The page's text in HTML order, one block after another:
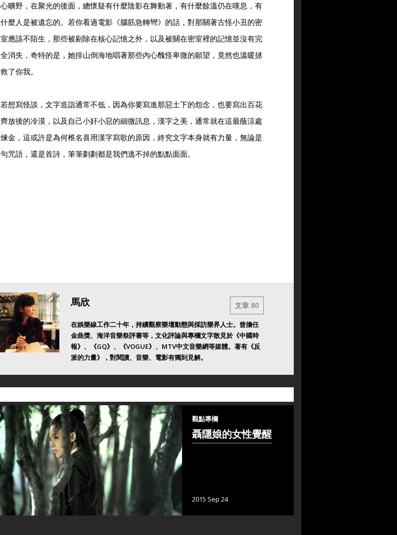
心曠野，在聚光的後面，總懷疑有什麼陰影在舞動著，有什麼餘溫仍在嘆息，有
什麼人是被遺忘的。若你看過電影《腦筋急轉彎》的話，對那關著古怪小丑的密
室應該不陌生，那些被剔除在核心記憶之外，以及被關在密室裡的記憶並沒有完
全消失，奇特的是，她排山倒海地唱著那些內心醜怪卑微的願望，竟然也溫暖拯
救了你我。
若想寫怪談，文字造詣通常不低，因為你要寫進那惡土下的怨念，也要寫出百花
齊放後的冷漠，以及自己小奸小惡的細微訊息，漢字之美，通常就在這最蔭涼處
煉金，這或許是為何椎名喜用漢字寫歌的原因，終究文字本身就有力量，無論是
句咒語，還是首詩，筆筆劃劃都是我們逃不掉的點點面面。
馬欣 文章 80
在娛樂線工作二十年，持續觀察樂壇動態與採訪樂界人士。曾擔任
金曲獎、海洋音樂祭評審等，文化評論與專欄文字散見於《中國時
報》、《GQ》、《VOGUE》、MTV中文音樂網等媒體。著有《反
派的力量》，對閱讀、音樂、電影有獨到見解。
觀點專欄
聶隱娘的女性覺醒
2015 Sep 24